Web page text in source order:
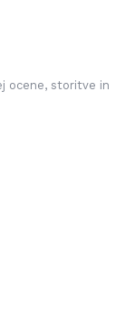
ocene, storitve in